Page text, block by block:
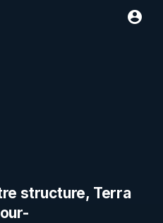
structure, Terra